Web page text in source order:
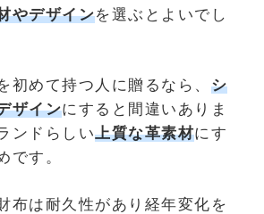
やデザインを選ぶとよいでし
初めて持つ人に贈るなら、 シ
ザインにすると間違いありま
ンドらしい上質な革素材にす
です。
布は耐久性があり経年変化を